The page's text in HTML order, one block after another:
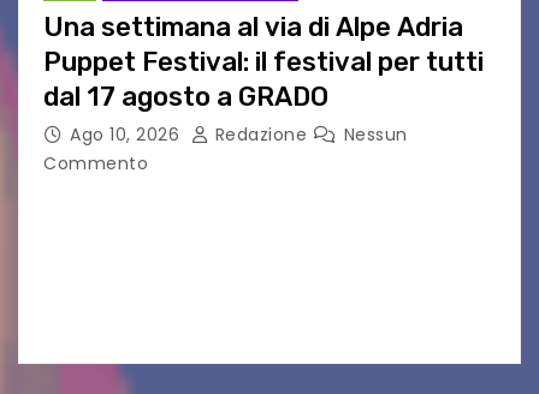
Una settimana al via di Alpe Adria
Puppet Festival: il festival per tutti
dal 17 agosto a GRADO
Ago 10, 2026 Redazione
Nessun
Commento